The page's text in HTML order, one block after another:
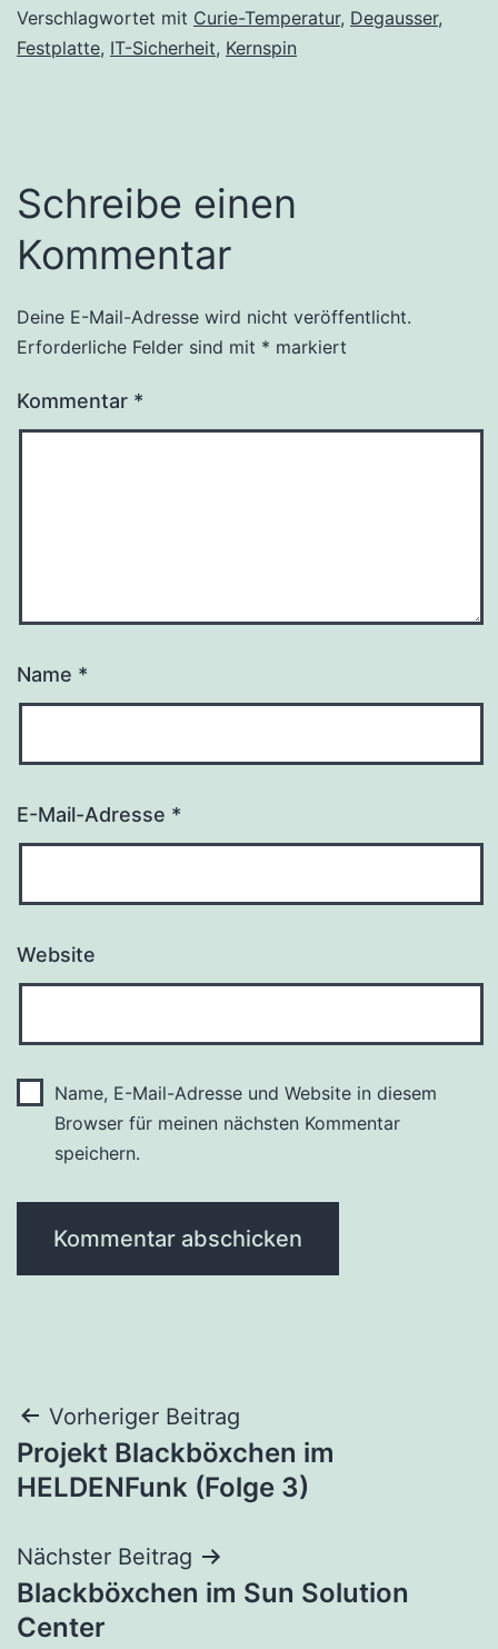
Verschlagwortet mit Curie-Temperatur, Degausser,
Festplatte, IT-Sicherheit, Kernspin
Schreibe einen
Kommentar
Deine E-Mail-Adresse wird nicht veröffentlicht.
Erforderliche Felder sind mit * markiert
Kommentar *
Name *
E-Mail-Adresse *
Website
Name, E-Mail-Adresse und Website in diesem
Browser für meinen nächsten Kommentar
speichern.
Beitragsnavigation
Vorheriger Beitrag
Projekt Blackböxchen im
HELDENFunk (Folge 3)
Nächster Beitrag
Blackböxchen im Sun Solution
Center